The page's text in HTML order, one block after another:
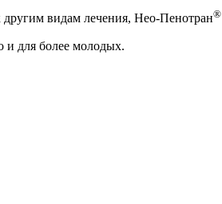
видам лечения, Нео-Пенотран®
и для более молодых.